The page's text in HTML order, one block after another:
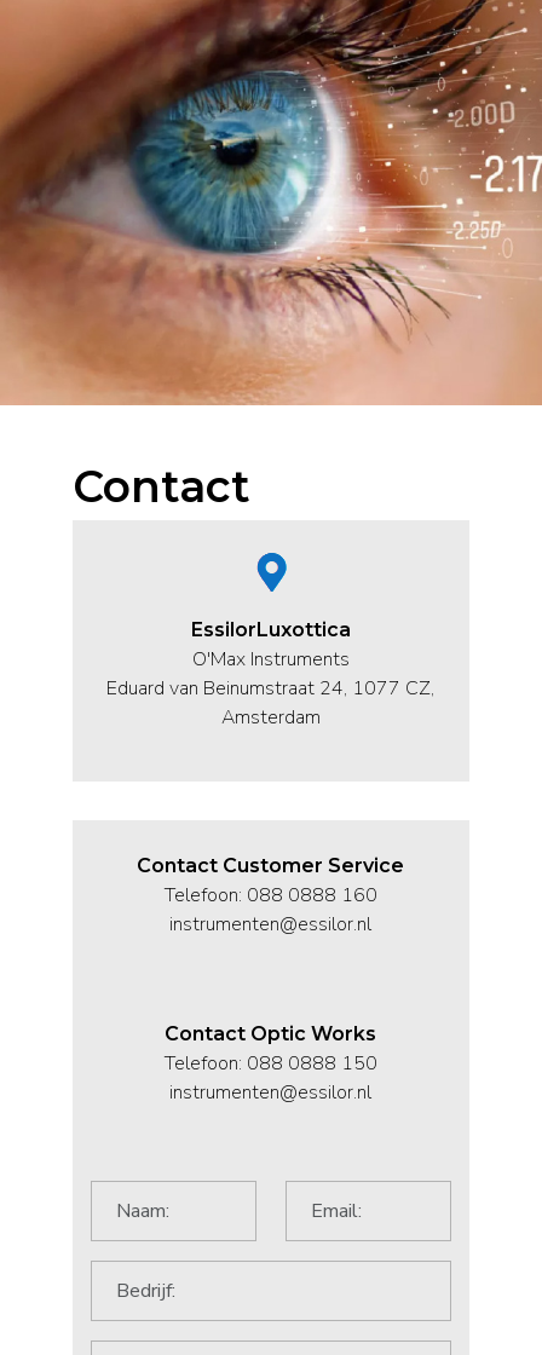
Contact
EssilorLuxottica
O'Max Instruments
Eduard van Beinumstraat 24, 1077 CZ,
Amsterdam
Contact Customer Service
Telefoon: 088 0888 160
instrumenten@essilor.nl
Contact Optic Works
Telefoon: 088 0888 150
instrumenten@essilor.nl